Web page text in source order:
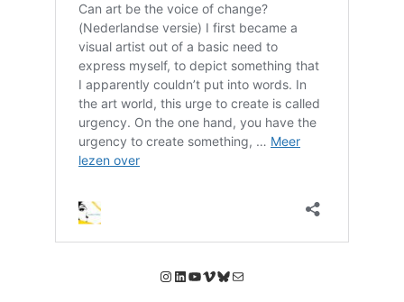
Instagram
LinkedIn
YouTube
Vimeo
Bluesky
E-mail